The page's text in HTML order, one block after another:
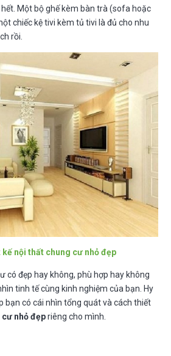
Một bộ ghế kèm bàn trà (sofa hoặc
chiếc kệ tivi kèm tủ tivi là đủ cho nhu
rồi.
nội thất chung cư nhỏ đẹp
có đẹp hay không, phù hợp hay không
tinh tế cùng kinh nghiệm của bạn. Hy
bạn có cái nhìn tổng quát và cách thiết
nhỏ đẹpriêng cho mình.